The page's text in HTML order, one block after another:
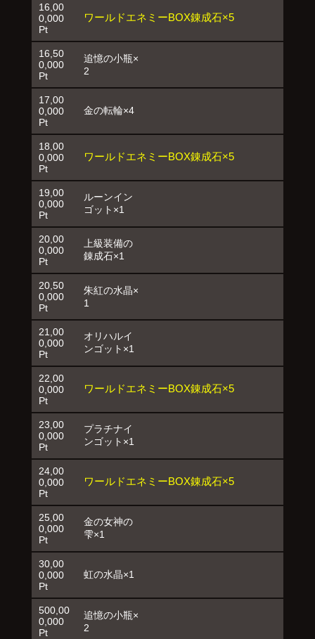
16,00
0,000
Pt
ワールドエネミーBOX錬成石×5
16,50
0,000
Pt
追憶の小瓶×
2
17,00
0,000
Pt
金の転輪×4
18,00
0,000
Pt
ワールドエネミーBOX錬成石×5
19,00
0,000
Pt
ルーンイン
ゴット×1
20,00
0,000
Pt
上級装備の
錬成石×1
20,50
0,000
Pt
朱紅の水晶×
1
21,00
0,000
Pt
オリハルイ
ンゴット×1
22,00
0,000
Pt
ワールドエネミーBOX錬成石×5
23,00
0,000
Pt
プラチナイ
ンゴット×1
24,00
0,000
Pt
ワールドエネミーBOX錬成石×5
25,00
0,000
Pt
金の女神の
雫×1
30,00
0,000
Pt
虹の水晶×1
500,00
0,000
Pt
追憶の小瓶×
2